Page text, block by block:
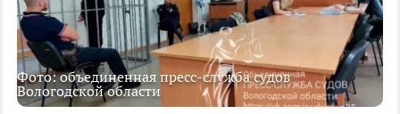
Фото: объединенная пресс-служба судов
Вологодской области